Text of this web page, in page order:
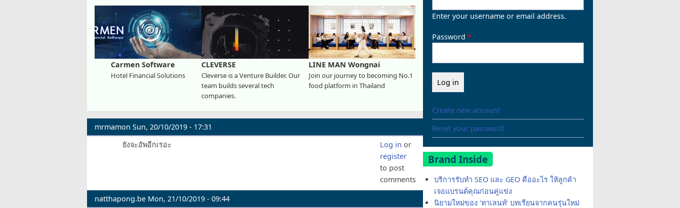
Carmen Software
Hotel Financial Solutions
CLEVERSE
Cleverse is a Venture Builder. Our
team builds several tech
companies.
LINE MAN Wongnai
Join our journey to becoming No.1
food platform in Thailand
mrmamon Sun, 20/10/2019 - 17:31
ยังจะอัพอีกเรอะ
Log in or
register
to post
comments
natthapong.be Mon, 21/10/2019 - 09:44
Enter your username or email address.
Password
Create new account
Reset your password
Brand Inside
บริการรับทำ SEO และ GEO คืออะไร ให้ลูกค้า
เจอแบรนด์คุณก่อนคู่แข่ง
นิยามใหม่ของ ‘ทาเลนท์’ บทเรียนจากคนรุ่นใหม่